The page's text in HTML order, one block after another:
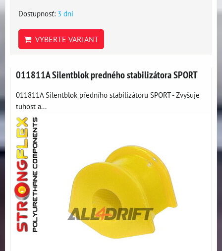
Dostupnosť: 3 dni
VYBERTE VARIANT
011811A Silentblok predného stabilizátora SPORT
011811A Silentblok předního stabilizátoru SPORT - Zvyšuje
tuhost a...